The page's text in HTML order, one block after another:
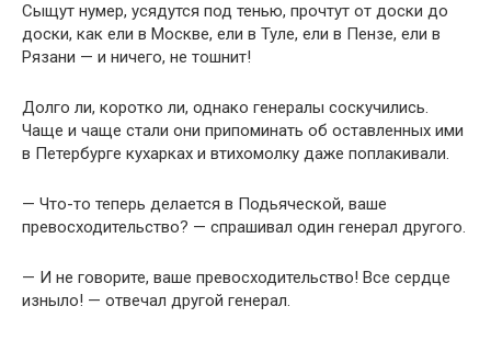
Сыщут нумер, усядутся под тенью, прочтут от доски до
доски, как ели в Москве, ели в Туле, ели в Пензе, ели в
Рязани — и ничего, не тошнит!
Долго ли, коротко ли, однако генералы соскучились.
Чаще и чаще стали они припоминать об оставленных ими
в Петербурге кухарках и втихомолку даже поплакивали.
— Что-то теперь делается в Подьяческой, ваше
превосходительство? — спрашивал один генерал другого.
— И не говорите, ваше превосходительство! Все сердце
изныло! — отвечал другой генерал.